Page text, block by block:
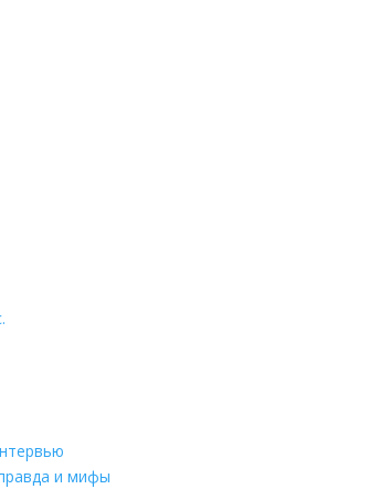
и мифы